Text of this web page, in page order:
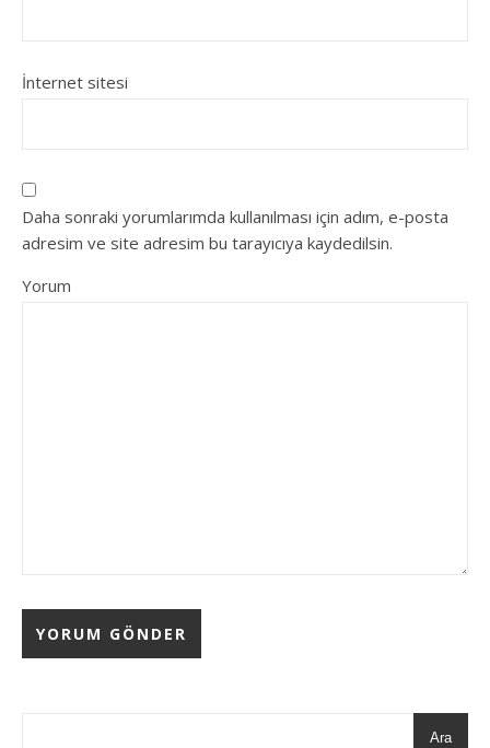
İnternet sitesi
Daha sonraki yorumlarımda kullanılması için adım, e-posta
adresim ve site adresim bu tarayıcıya kaydedilsin.
Yorum
Ara